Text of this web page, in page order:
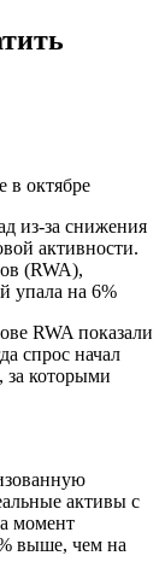
из-за снижения
активности.
(RWA),
упала на 6%
RWA показали
спрос начал
за которыми
активы с
момент
выше, чем на